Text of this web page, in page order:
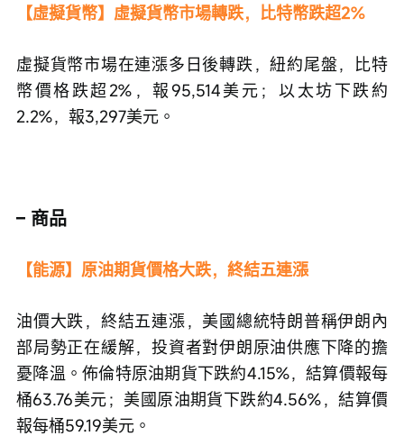
【虛擬貨幣】虛擬貨幣市場轉跌，比特幣跌超2%
虛擬貨幣市場在連漲多日後轉跌，紐約尾盤，比特
幣價格跌超2%，報95,514美元；以太坊下跌約
2.2%，報3,297美元。
– 商品
【能源】原油期貨價格大跌，終結五連漲
油價大跌，終結五連漲，美國總統特朗普稱伊朗內
部局勢正在緩解，投資者對伊朗原油供應下降的擔
憂降溫。佈倫特原油期貨下跌約4.15%，結算價報每
桶63.76美元；美國原油期貨下跌約4.56%，結算價
報每桶59.19美元。